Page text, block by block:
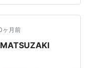
耆國（国）総社 国
鳥取県東伯郡湯梨
の駅はわい（鳥取
ヶ月前